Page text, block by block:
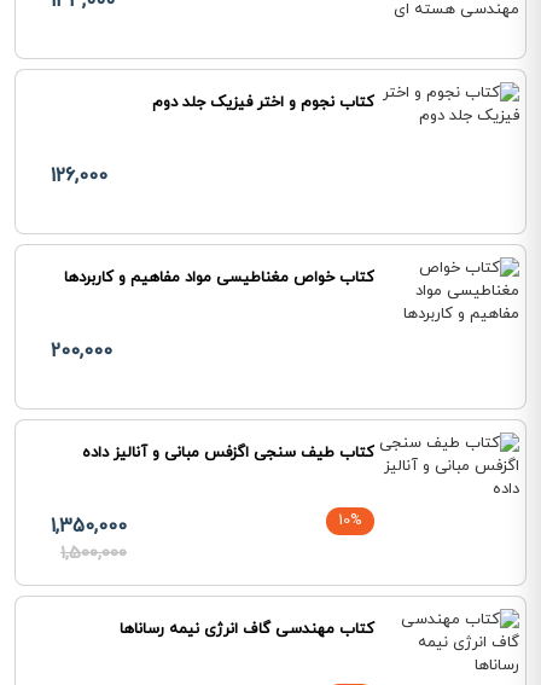
کتاب نجوم و اختر فیزیک جلد دوم
126,000
کتاب خواص مغناطیسی مواد مفاهیم و کاربردها
200,000
کتاب طیف سنجی اگزفس مبانی و آنالیز داده
10%
1,350,000
1,500,000
کتاب مهندسی گاف انرژی نیمه رساناها